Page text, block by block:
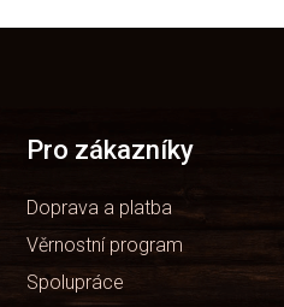
Pro zákazníky
Doprava a platba
Věrnostní program
Spolupráce